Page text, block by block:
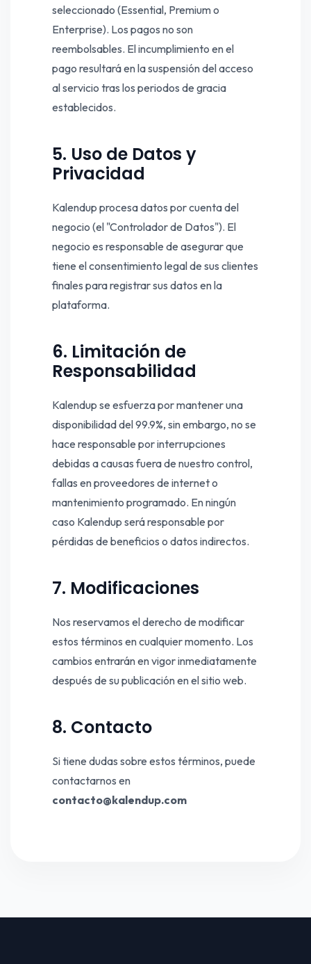
seleccionado (Essential, Premium o
Enterprise). Los pagos no son
reembolsables. El incumplimiento en el
pago resultará en la suspensión del acceso
al servicio tras los periodos de gracia
establecidos.
5. Uso de Datos y
Privacidad
Kalendup procesa datos por cuenta del
negocio (el "Controlador de Datos"). El
negocio es responsable de asegurar que
tiene el consentimiento legal de sus clientes
finales para registrar sus datos en la
plataforma.
6. Limitación de
Responsabilidad
Kalendup se esfuerza por mantener una
disponibilidad del 99.9%, sin embargo, no se
hace responsable por interrupciones
debidas a causas fuera de nuestro control,
fallas en proveedores de internet o
mantenimiento programado. En ningún
caso Kalendup será responsable por
pérdidas de beneficios o datos indirectos.
7. Modificaciones
Nos reservamos el derecho de modificar
estos términos en cualquier momento. Los
cambios entrarán en vigor inmediatamente
después de su publicación en el sitio web.
8. Contacto
Si tiene dudas sobre estos términos, puede
contactarnos en
contacto@kalendup.com